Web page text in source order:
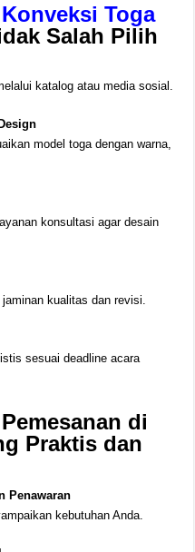
Toga
Salah Pilih
katalog atau media sosial.
model toga dengan warna,
konsultasi agar desain
kualitas dan revisi.
sesuai deadline acara
di
Praktis dan
Penawaran
kebutuhan Anda.